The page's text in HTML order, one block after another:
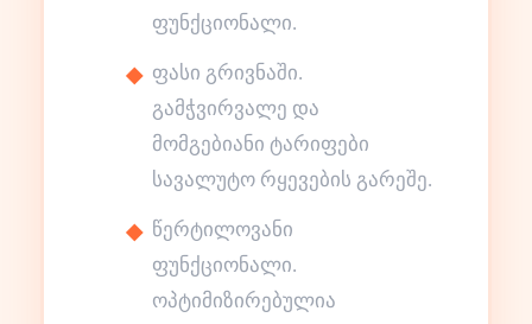
ფუნქციონალი.
ფასი გრივნაში.
გამჭვირვალე და
მომგებიანი ტარიფები
სავალუტო რყევების გარეშე.
წერტილოვანი
ფუნქციონალი.
ოპტიმიზირებულია